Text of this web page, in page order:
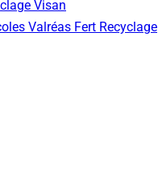
Visan
Valréas Fert Recyclage